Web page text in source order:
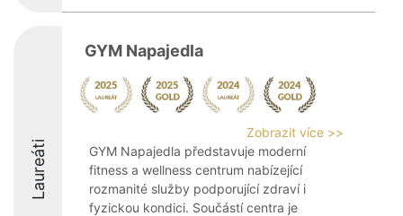
Laureáti
GYM Napajedla
Zobrazit více >>
GYM Napajedla představuje moderní
fitness a wellness centrum nabízející
rozmanité služby podporující zdraví i
fyzickou kondici. Součástí centra je